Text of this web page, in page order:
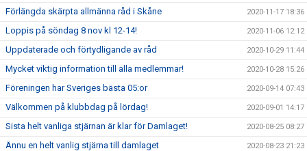
Förlängda skärpta allmänna råd i Skåne 2020-11-17 18:36
Loppis på söndag 8 nov kl 12-14! 2020-11-06 12:12
Uppdaterade och förtydligande av råd 2020-10-29 11:44
Mycket viktig information till alla medlemmar! 2020-10-28 15:26
Föreningen har Sveriges bästa 05:or 2020-09-14 07:43
Välkommen på klubbdag på lördag! 2020-09-01 14:17
Sista helt vanliga stjärnan är klar för Damlaget! 2020-08-25 08:27
Ännu en helt vanlig stjärna till damlaget 2020-08-23 21:23